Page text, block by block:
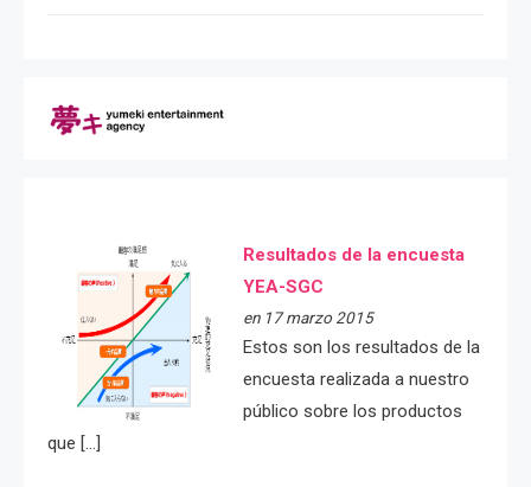
Resultados de la encuesta
YEA-SGC
en 17 marzo 2015
Estos son los resultados de la
encuesta realizada a nuestro
público sobre los productos
que […]